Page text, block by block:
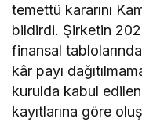
temettü kararını
bildirdi. Şirketin
finansal
kâr payı
kurulda kabul
kayıtlarına göre